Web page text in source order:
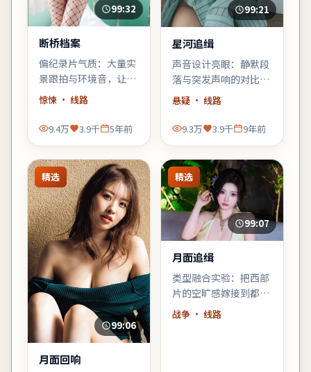
99:32
断桥档案
偏纪录片气质：大量实
景跟拍与环境音，让观
众像旁听者一样进入故
物的外壳。
惊悚· 线路
9.4万 3.9千 5年前
99:21
星河追缉
声音设计亮眼：静默段
落与突发声响的对比，
强化了不安感；建议佩
戴耳机或好音响观看。
悬疑 · 线路
9.3万 3.9千 9年前
精选
99:06
月面回响
精选
99:07
月面追缉
类型融合实验：把西部
片的空旷感嫁接到都市
霓虹里，观感新奇，口
战争 · 线路